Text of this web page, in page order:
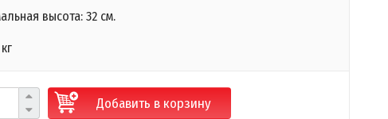
высота: 32 см.
Добавить в корзину